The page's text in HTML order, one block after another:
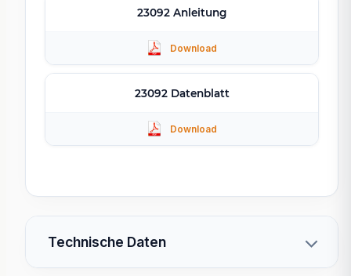
23092 Anleitung
23092 Datenblatt
Technische Daten